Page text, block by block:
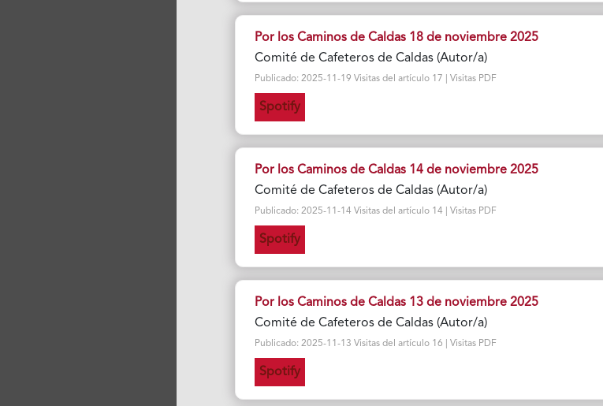
Por los Caminos de Caldas 18 de noviembre 2025
Comité de Cafeteros de Caldas (Autor/a)
Publicado: 2025-11-19 Visitas del artículo 17 | Visitas PDF
Spotify
Por los Caminos de Caldas 14 de noviembre 2025
Comité de Cafeteros de Caldas (Autor/a)
Publicado: 2025-11-14 Visitas del artículo 14 | Visitas PDF
Spotify
Por los Caminos de Caldas 13 de noviembre 2025
Comité de Cafeteros de Caldas (Autor/a)
Publicado: 2025-11-13 Visitas del artículo 16 | Visitas PDF
Spotify